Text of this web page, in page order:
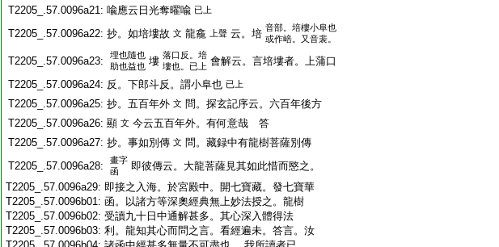
T2205_.57.0096a21: 喩應云日光奪曜喩 已上
T2205_.57.0096a22: 抄。如培塿故 文 龍龕 上聲 云。培 音部。培樓小阜也
或作㟝。又音裴。
T2205_.57.0096a23:
埋也隨也
助也益也 塿 落口反。培
塿也。已上 會解云。言培塿者。上蒲口
T2205_.57.0096a24: 反。下郎斗反。謂小阜也 已上
T2205_.57.0096a25: 抄。五百年外 文 問。探玄記序云。六百年後方
T2205_.57.0096a26: 顯 文 今云五百年外。有何意哉 答
T2205_.57.0096a27: 抄。事如別傳 文 問。藏録中有龍樹菩薩別傳
T2205_.57.0096a28:
畫字
函
即彼傳云。大龍菩薩見其如此惜而愍之。
T2205_.57.0096a29: 即接之入海。於宮殿中。開七寶藏。發七寶華
T2205_.57.0096b01: 函。以諸方等深奧經典無上妙法授之。龍樹
T2205_.57.0096b02: 受讀九十日中通解甚多。其心深入體得法
T2205_.57.0096b03: 利。龍知其心而問之言。看經遍未。答言。汝